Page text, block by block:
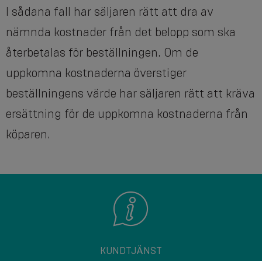
I sådana fall har säljaren rätt att dra av
nämnda kostnader från det belopp som ska
återbetalas för beställningen. Om de
uppkomna kostnaderna överstiger
beställningens värde har säljaren rätt att kräva
ersättning för de uppkomna kostnaderna från
köparen.
KUNDTJÄNST